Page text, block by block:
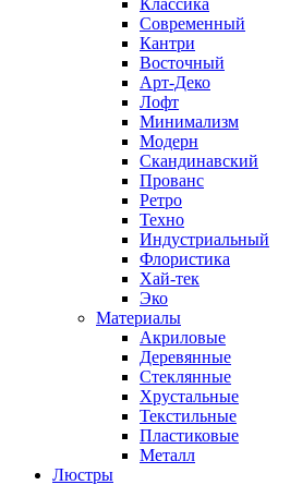
Классика
Современный
Кантри
Восточный
Арт-Деко
Лофт
Минимализм
Модерн
Скандинавский
Прованс
Ретро
Техно
Индустриальный
Флористика
Хай-тек
Эко
Материалы
Акриловые
Деревянные
Стеклянные
Хрустальные
Текстильные
Пластиковые
Металл
Люстры